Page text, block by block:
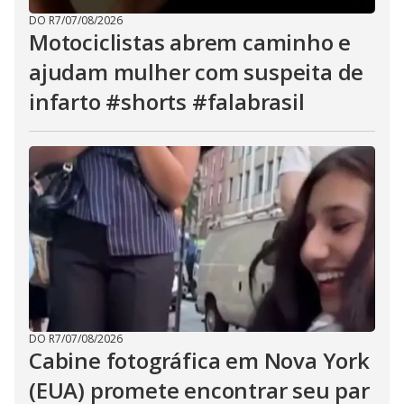
DO R7/07/08/2026
Motociclistas abrem caminho e
ajudam mulher com suspeita de
infarto #shorts #falabrasil
DO R7/07/08/2026
Cabine fotográfica em Nova York
(EUA) promete encontrar seu par